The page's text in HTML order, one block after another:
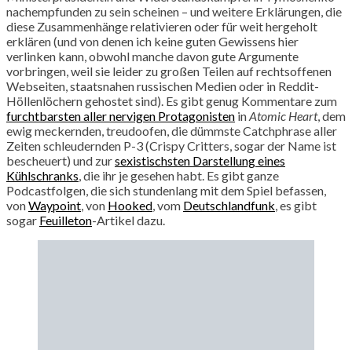
nachempfunden zu sein scheinen – und weitere Erklärungen, die
diese Zusammenhänge relativieren oder für weit hergeholt
erklären (und von denen ich keine guten Gewissens hier
verlinken kann, obwohl manche davon gute Argumente
vorbringen, weil sie leider zu großen Teilen auf rechtsoffenen
Webseiten, staatsnahen russischen Medien oder in Reddit-
Höllenlöchern gehostet sind). Es gibt genug Kommentare zum
furchtbarsten aller nervigen Protagonisten inAtomic Heart, dem
ewig meckernden, treudoofen, die dümmste Catchphrase aller
Zeiten schleudernden P-3 (Crispy Critters, sogar der Name ist
bescheuert) und zursexistischsten Darstellung eines
Kühlschranks , die ihr je gesehen habt. Es gibt ganze
Podcastfolgen, die sich stundenlang mit dem Spiel befassen,
vonWaypoint , von Hooked , vom Deutschlandfunk , es gibt
sogar Feuilleton-Artikel dazu.